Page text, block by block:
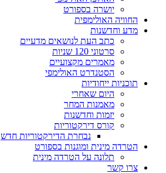
יושרה בספורט
החוויה האולימפית
מדע וחדשנות
כתב העת לנושאים מדעיים
סרטוני 120 שניות
מאמרים מקצועיים
הסטנדרט האולימפי
תוכניות ייחודיות
היום שאחרי
מאמנות המחר
יזמות וחדשנות
קורס דירקטוריות
נבחרת הדירקטוריות חדש
הטרדה מינית ומוגנות בספורט
תלונה על הטרדה מינית
צרו קשר